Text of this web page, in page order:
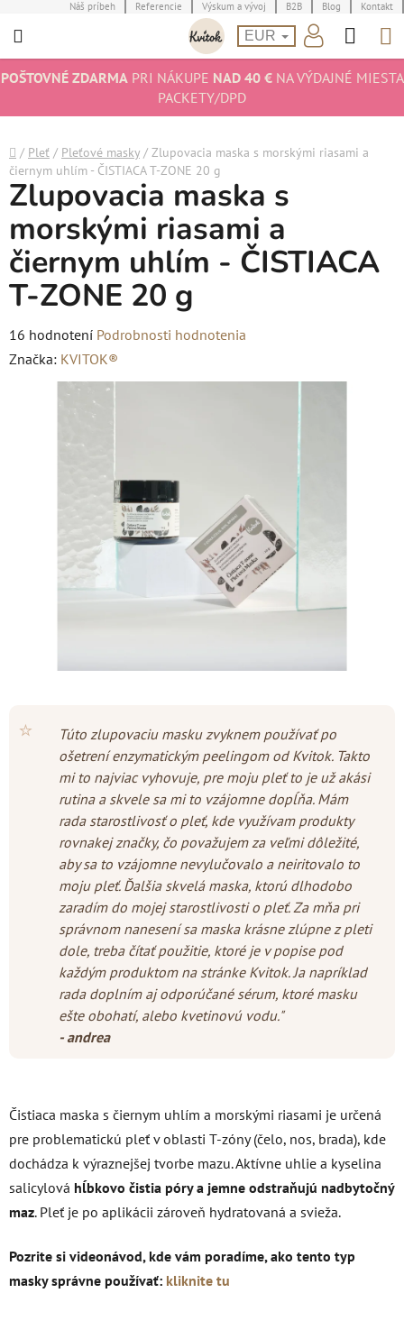
na
Náš príbeh Referencie Výskum a vývoj B2B Blog Kontakt
EUR
POŠTOVNÉ ZDARMAPRI NÁKUPE NAD 40 €NA VÝDAJNÉ MIESTA
PACKETY/DPD
Domov
/ Pleť / Pleťové masky / Zlupovacia maska s morskými riasami a
čiernym uhlím - ČISTIACA T-ZONE 20 g
⭐
Túto zlupovaciu masku zvyknem používať po
ošetrení enzymatickým peelingom od Kvitok. Takto
mi to najviac vyhovuje, pre moju pleť to je už akási
rutina a skvele sa mi to vzájomne dopĺňa. Mám
rada starostlivosť o pleť, kde využívam produkty
rovnakej značky, čo považujem za veľmi dôležité,
aby sa to vzájomne nevylučovalo a neiritovalo to
moju pleť. Ďalšia skvelá maska, ktorú dlhodobo
zaradím do mojej starostlivosti o pleť. Za mňa pri
správnom nanesení sa maska krásne zlúpne z pleti
dole, treba čítať použitie, ktoré je v popise pod
každým produktom na stránke Kvitok. Ja napríklad
rada doplním aj odporúčané sérum, ktoré masku
ešte obohatí, alebo kvetinovú vodu."
- andrea
Čistiaca maska s čiernym uhlím a morskými riasami je určená
pre problematickú pleť v oblasti T-zóny (čelo, nos, brada), kde
dochádza k výraznejšej tvorbe mazu.Aktívne uhlie a kyselina
salicylová hĺbkovo čistia póry a jemne odstraňujú nadbytočný
maz. Pleť je po aplikácii zároveň hydratovaná a svieža.
Pozrite si videonávod, kde vám poradíme, ako tento typ
masky správne používať: kliknite tu
Zlupovacia maska s
morskými riasami a
čiernym uhlím - ČISTIACA
T-ZONE 20 g
Priemerné
hodnotenie
produktu
16 hodnotení Podrobnosti hodnotenia
Značka: KVITOK®